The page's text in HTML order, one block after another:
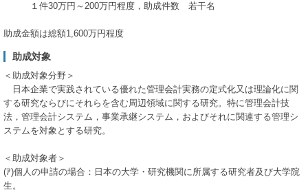
１件30万円～200万円程度，助成件数 若干名
助成金額は総額1,600万円程度
助成対象
＜助成対象分野＞
日本企業で実践されている優れた管理会計実務の定式化又は理論化に関
する研究ならびにそれらを含む周辺領域に関する研究。特に管理会計技
法，管理会計システム，事業承継システム，およびそれに関連する管理シ
ステムを対象とする研究。
＜助成対象者＞
(ｱ)個人の申請の場合：日本の大学・研究機関に所属する研究者及び大学院
生。